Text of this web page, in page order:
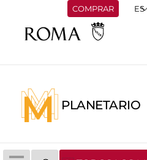
COMPRAR
PLANETARIO